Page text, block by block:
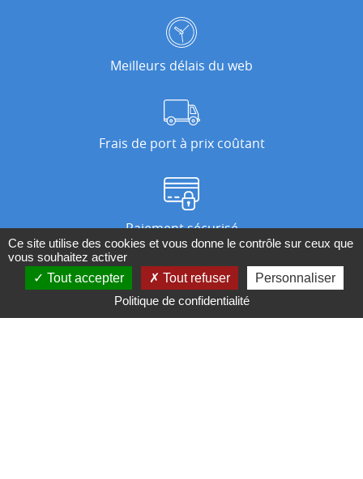
Meilleurs délais du web
Frais de port à prix coûtant
Paiement sécurisé
Nos magasins
Ce site utilise des cookies et vous donne le contrôle sur ceux que
vous souhaitez activer
Tout accepter
Tout refuser
Personnaliser
Politique de confidentialité